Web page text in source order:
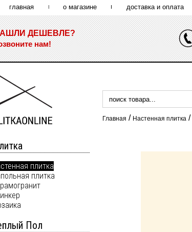
главная о магазине доставка и оплата
ДЕШЕВЛЕ?
нам!
плитка
плитка
Пол
Главная / Настенная плитка /